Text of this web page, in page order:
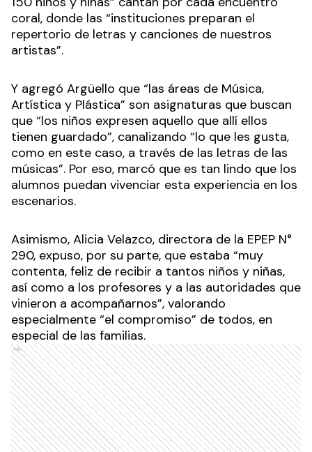
coral, donde las “instituciones preparan el
repertorio de letras y canciones de nuestros
artistas”.
Y agregó Argüello que “las áreas de Música,
Artística y Plástica” son asignaturas que buscan
que “los niños expresen aquello que allí ellos
tienen guardado”, canalizando “lo que les gusta,
como en este caso, a través de las letras de las
músicas”. Por eso, marcó que es tan lindo que los
alumnos puedan vivenciar esta experiencia en los
escenarios.
Asimismo, Alicia Velazco, directora de la EPEP N°
290, expuso, por su parte, que estaba “muy
contenta, feliz de recibir a tantos niños y niñas,
así como a los profesores y a las autoridades que
vinieron a acompañarnos”, valorando
especialmente “el compromiso” de todos, en
especial de las familias.
Ads